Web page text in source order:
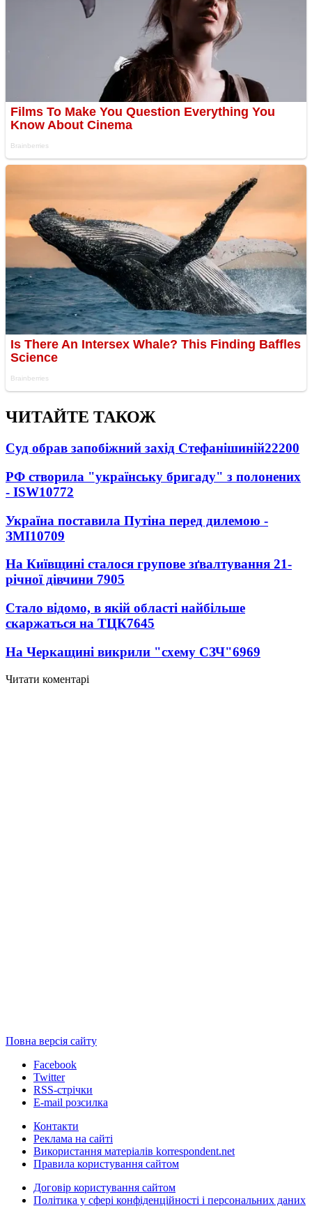
ЧИТАЙТЕ ТАКОЖ
Суд обрав запобіжний захід Стефанішиній22200
РФ створила "українську бригаду" з полонених
- ISW10772
Україна поставила Путіна перед дилемою -
ЗМІ10709
На Київщині сталося групове зґвалтування 21-
річної дівчини 7905
Стало відомо, в якій області найбільше
скаржаться на ТЦК7645
На Черкащині викрили "схему СЗЧ"6969
Читати коментарі
Повна версія сайту
Facebook
Twitter
RSS-стрічки
E-mail розсилка
Контакти
Реклама на сайті
Використання матеріалів korrespondent.net
Правила користування сайтом
Договір користування сайтом
Політика у сфері конфіденційності і персональних даних